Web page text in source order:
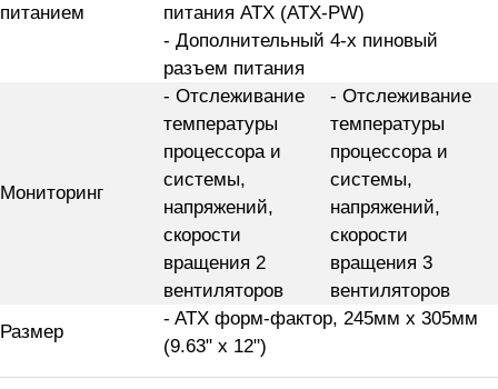
питанием
питания ATX (ATX-PW)
- Дополнительный 4-х пиновый
разъем питания
Мониторинг
- Отслеживание
температуры
процессора и
системы,
напряжений,
скорости
вращения 2
вентиляторов
- Отслеживание
температуры
процессора и
системы,
напряжений,
скорости
вращения 3
вентиляторов
Размер
- ATX форм-фактор, 245мм x 305мм
(9.63" x 12")